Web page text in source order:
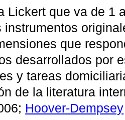
Lickert que va de 1
instrumentos
que
desarrollados por
y tareas
de la literatura
Hoover-Dempsey